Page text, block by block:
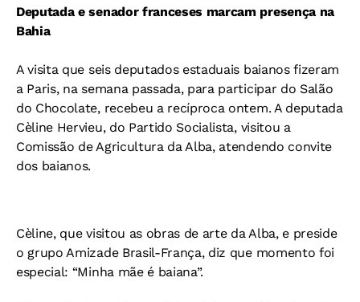
Deputada e senador franceses marcam presença na
Bahia
A visita que seis deputados estaduais baianos fizeram
a Paris, na semana passada, para participar do Salão
do Chocolate, recebeu a recíproca ontem. A deputada
Cèline Hervieu, do Partido Socialista, visitou a
Comissão de Agricultura da Alba, atendendo convite
dos baianos.
Cèline, que visitou as obras de arte da Alba, e preside
o grupo Amizade Brasil-França, diz que momento foi
especial: “Minha mãe é baiana”.